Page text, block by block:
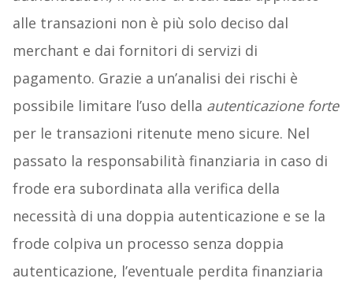
alle transazioni non è più solo deciso dal
merchant e dai fornitori di servizi di
pagamento. Grazie a un’analisi dei rischi è
possibile limitare l’uso della autenticazione forte
per le transazioni ritenute meno sicure. Nel
passato la responsabilità finanziaria in caso di
frode era subordinata alla verifica della
necessità di una doppia autenticazione e se la
frode colpiva un processo senza doppia
autenticazione, l’eventuale perdita finanziaria